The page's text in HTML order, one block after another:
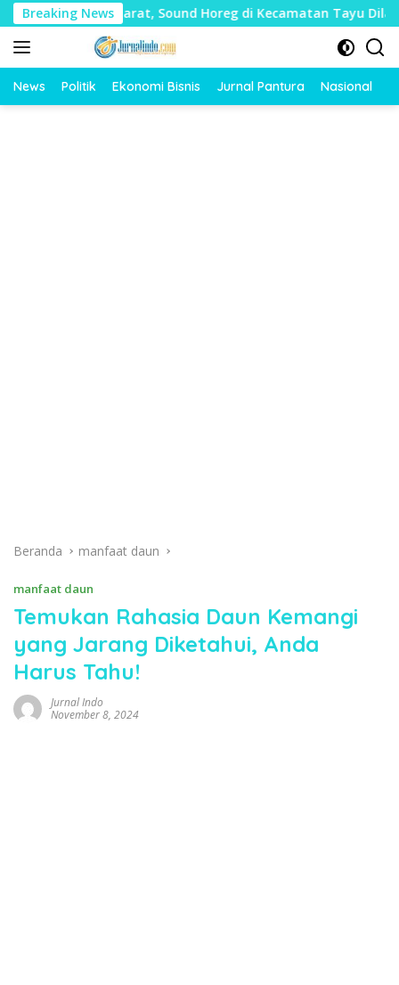
Langsung
ke
konten
Breaking News
Mudharat, Sound Horeg di Kecamatan Tayu Dilarang
News Politik Ekonomi Bisnis Jurnal Pantura Nasional
Beranda manfaat daun
manfaat daun
Temukan Rahasia Daun Kemangi
yang Jarang Diketahui, Anda
Harus Tahu!
Jurnal Indo
November 8, 2024